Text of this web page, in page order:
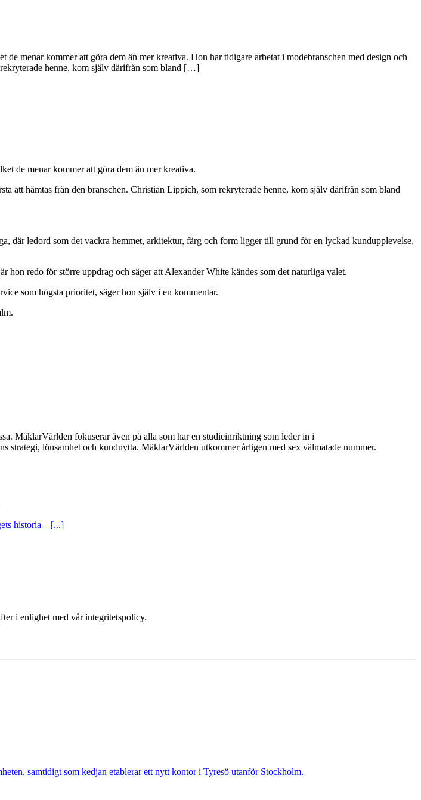
menar kommer att göra dem än mer kreativa. Hon har tidigare arbetat i modebranschen med design och
henne, kom själv därifrån som bland […]
de menar kommer att göra dem än mer kreativa.
att hämtas från den branschen. Christian Lippich, som rekryterade henne, kom själv därifrån som bland
där ledord som det vackra hemmet, arkitektur, färg och form ligger till grund för en lyckad kundupplevelse,
redo för större uppdrag och säger att Alexander White kändes som det naturliga valet.
som högsta prioritet, säger hon själv i en kommentar.
MäklarVärlden fokuserar även på alla som har en studieinriktning som leder in i
strategi, lönsamhet och kundnytta. MäklarVärlden utkommer årligen med sex välmatade nummer.
historia – [...]
i enlighet med vår integritetspolicy.
samtidigt som kedjan etablerar ett nytt kontor i Tyresö utanför Stockholm.